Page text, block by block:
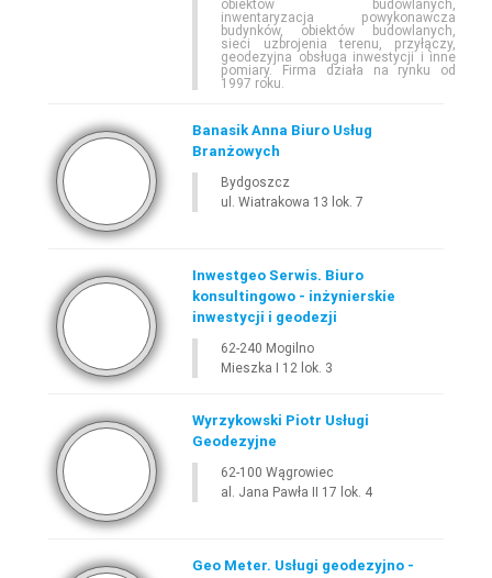
obiektów budowlanych,
inwentaryzacja powykonawcza
budynków, obiektów budowlanych,
sieci uzbrojenia terenu, przyłączy,
geodezyjna obsługa inwestycji i inne
pomiary. Firma działa na rynku od
1997 roku.
Banasik Anna Biuro Usług
Branżowych
Bydgoszcz
ul. Wiatrakowa 13 lok. 7
Inwestgeo Serwis. Biuro
konsultingowo - inżynierskie
inwestycji i geodezji
62-240 Mogilno
Mieszka I 12 lok. 3
Wyrzykowski Piotr Usługi
Geodezyjne
62-100 Wągrowiec
al. Jana Pawła II 17 lok. 4
Geo Meter. Usługi geodezyjno -